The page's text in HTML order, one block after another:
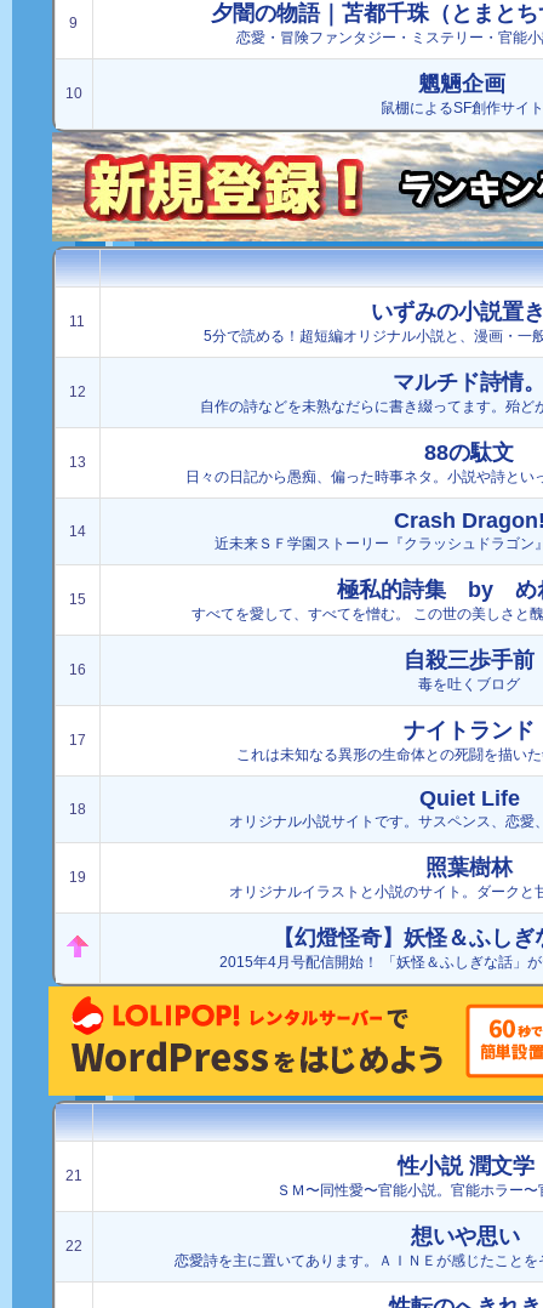
9 夕闇の物語｜苫都千珠（とまと
恋愛・冒険ファンタジー・ミステリー・官能
10 魍魎企画
鼠棚によるSF創作サイト
11 いずみの小説置
5分で読める！超短編オリジナル小説と、漫画・一
12 マルチド詩情
自作の詩などを未熟なだらに書き綴ってます。殆ど
13 88の駄文
日々の日記から愚痴、偏った時事ネタ。小説や詩と
14 Crash
近未来ＳＦ学園ストーリー『クラッシュドラゴン
15 極私的詩集 by め
すべてを愛して、すべてを憎む。 この世の美しさと
16 自殺三歩手前
毒を吐くブログ
17 ナイトランド
これは未知なる異形の生命体との死闘を描い
18 Quiet Life
オリジナル小説サイトです。サスペンス、恋愛
19 照葉樹林
オリジナルイラストと小説のサイト。ダークと
【幻燈怪奇】妖怪＆ふし
2015年4月号配信開始！ 「妖怪＆ふしぎな話」
21 性小説 潤文学
ＳＭ〜同性愛〜官能小説。官能ホラー
22 想いや思い
恋愛詩を主に置いてあります。ＡＩＮＥが感じたこと